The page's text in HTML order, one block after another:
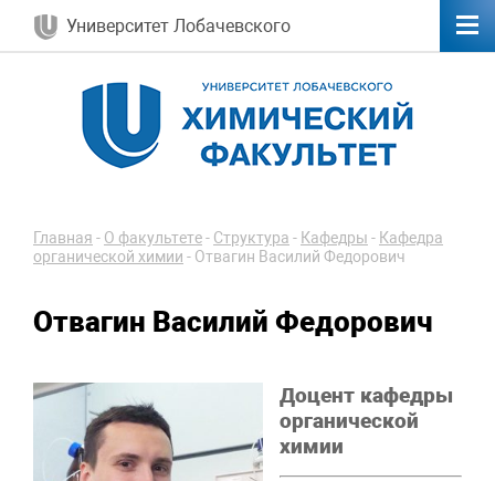
Университет Лобачевского
Главная - О факультете- Структура - Кафедры - Кафедра
органической химии - Отвагин Василий Федорович
Отвагин Василий Федорович
Доцент кафедры
органической
химии